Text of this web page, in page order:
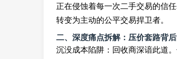
正在侵蚀着每一次二手交易的信
转变为主动的公平交易捍卫者。
二、深度痛点拆解：压价套路背
沉没成本陷阱：回收商深谙此道